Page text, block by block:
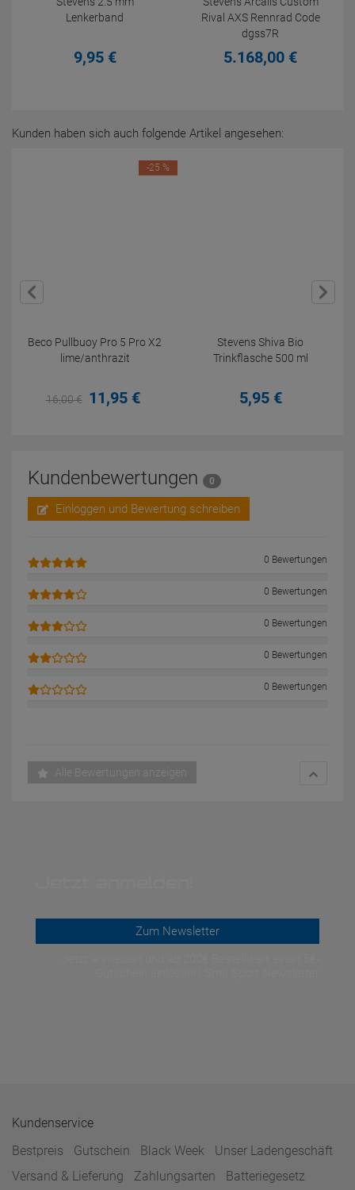
Lenkerband
9,95 €
Rival AXS Rennrad Code
dgss7R
5.168,00 €
Kunden haben sich auch folgende Artikel angesehen:
Beco Pullbuoy Pro 5 Pro X2
lime/anthrazit
16,00€ 11,95 €
-25 %
Stevens Shiva Bio
Trinkflasche 500 ml
5,95 €
Kundenbewertungen 0
Einloggen und Bewertung schreiben
0 Bewertungen
0 Bewertungen
0 Bewertungen
0 Bewertungen
0 Bewertungen
Alle Bewertungen anzeigen
Zum Newsletter
Kundenservice
Bestpreis
Gutschein Black Week
Unser Ladengeschäft
Versand & Lieferung
Zahlungsarten
Batteriegesetz